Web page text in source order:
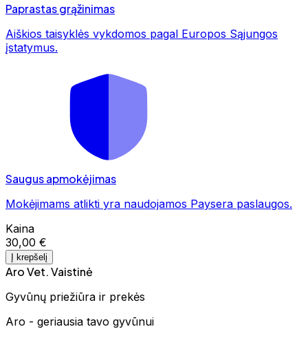
Paprastas grąžinimas
Aiškios taisyklės vykdomos pagal Europos Sąjungos
įstatymus.
Saugus apmokėjimas
Mokėjimams atlikti yra naudojamos Paysera paslaugos.
Kaina
30,00 €
Į krepšelį
Aro Vet. Vaistinė
Gyvūnų priežiūra ir prekės
Aro - geriausia tavo gyvūnui